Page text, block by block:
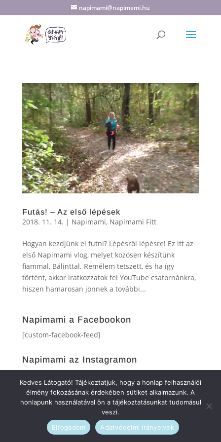
napimami@napimami.hu
Futás! – Az első lépések
2018. 11. 14. | Napimami, Napimami Fitt
Hogyan kezdjünk el futni? Lépésről lépésre! Ez itt az
első Napimami vlog, melyet közösen készítünk
fiammal, Bálinttal. Remélem tetszett, és ha így
történt, akkor iratkozzatok fel YouTube csatornánkra,
hiszen hamarosan jönnek a további...
Napimami a Facebookon
[custom-facebook-feed]
Napimami az Instagramon
Kedves Látogató! Tájékoztatjuk, hogy a honlap felhasználói
élmény fokozásának érdekében sütiket alkalmazunk. A
honlapunk használatával ön a tájékoztatásunkat tudomásul
veszi.
Elfogadom
Adatvédelmi irányelvek